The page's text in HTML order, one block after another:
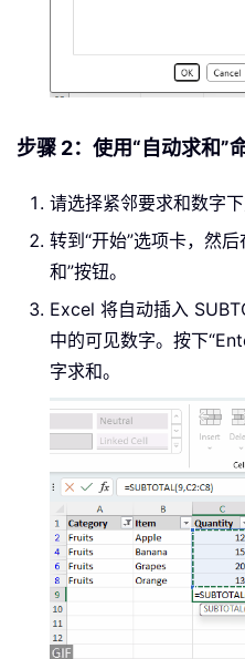
步骤 2：使用“自动求和”
请选择紧邻要求和数字下
转到“开始”选项卡，然
和”按钮。
Excel 将自动插入
中的可见数字。按下
字求和。